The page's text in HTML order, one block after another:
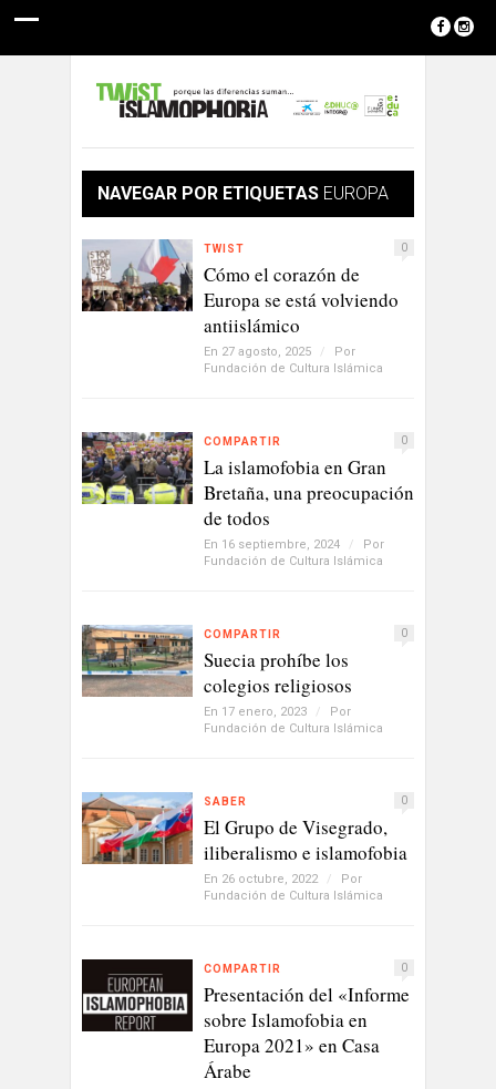
NAVEGAR POR ETIQUETAS EUROPA
TWIST 0
Cómo el corazón de
Europa se está volviendo
antiislámico
En 27 agosto, 2025 /
Por
Fundación de Cultura Islámica
COMPARTIR 0
La islamofobia en Gran
Bretaña, una preocupación
de todos
En 16 septiembre, 2024 /
Por
Fundación de Cultura Islámica
COMPARTIR 0
Suecia prohíbe los
colegios religiosos
En 17 enero, 2023 /
Por
Fundación de Cultura Islámica
SABER 0
El Grupo de Visegrado,
iliberalismo e islamofobia
En 26 octubre, 2022 /
Por
Fundación de Cultura Islámica
COMPARTIR 0
Presentación del «Informe
sobre Islamofobia en
Europa 2021» en Casa
Árabe